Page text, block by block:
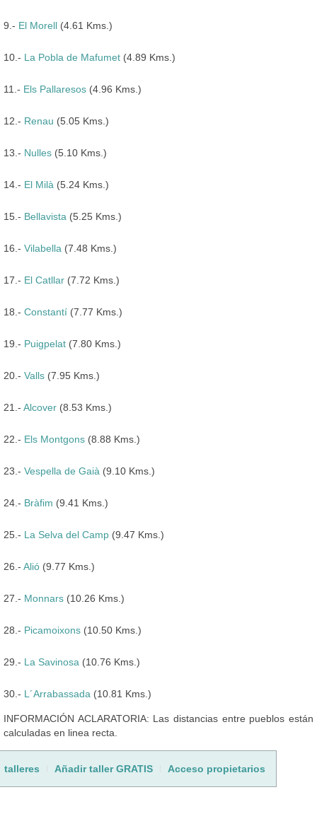
9.- El Morell (4.61 Kms.)
10.- La Pobla de Mafumet (4.89 Kms.)
11.- Els Pallaresos (4.96 Kms.)
12.- Renau (5.05 Kms.)
13.- Nulles (5.10 Kms.)
14.- El Milà (5.24 Kms.)
15.- Bellavista (5.25 Kms.)
16.- Vilabella (7.48 Kms.)
17.- El Catllar (7.72 Kms.)
18.- Constantí (7.77 Kms.)
19.- Puigpelat (7.80 Kms.)
20.- Valls (7.95 Kms.)
21.- Alcover (8.53 Kms.)
22.- Els Montgons (8.88 Kms.)
23.- Vespella de Gaià (9.10 Kms.)
24.- Bràfim (9.41 Kms.)
25.- La Selva del Camp (9.47 Kms.)
26.- Alió (9.77 Kms.)
27.- Monnars (10.26 Kms.)
28.- Picamoixons (10.50 Kms.)
29.- La Savinosa (10.76 Kms.)
30.- L´Arrabassada (10.81 Kms.)
INFORMACIÓN ACLARATORIA: Las distancias entre pueblos están
calculadas en linea recta.
talleres Añadir taller GRATIS Acceso propietarios